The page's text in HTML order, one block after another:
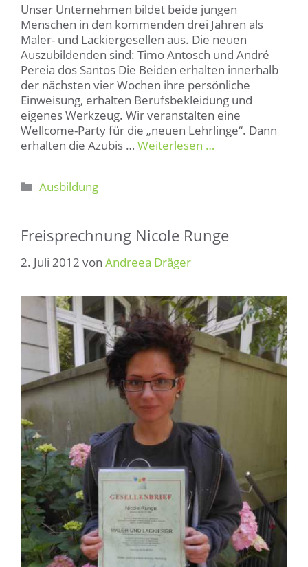
Unser Unternehmen bildet beide jungen
Menschen in den kommenden drei Jahren als
Maler- und Lackiergesellen aus. Die neuen
Auszubildenden sind: Timo Antosch und André
Pereia dos Santos Die Beiden erhalten innerhalb
der nächsten vier Wochen ihre persönliche
Einweisung, erhalten Berufsbekleidung und
eigenes Werkzeug. Wir veranstalten eine
Wellcome-Party für die „neuen Lehrlinge“. Dann
erhalten die Azubis … Weiterlesen …
Kategorien
Ausbildung
Freisprechnung Nicole Runge
2. Juli 2012 von Andreea Dräger